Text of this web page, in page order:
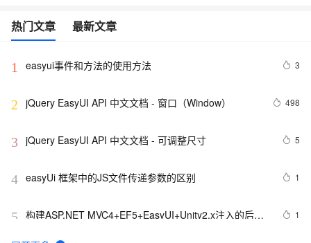
热门文章 最新文章
1 easyui事件和方法的使用方法 3
2 jQuery EasyUI API 中文文档 - 窗口（Window） 498
3 jQuery EasyUI API 中文文档 - 可调整尺寸 5
4 easyUi 框架中的JS文件传递参数的区别 1
5 构建ASP.NET MVC4+EF5+EasyUI+Unity2.x注入的后台
1